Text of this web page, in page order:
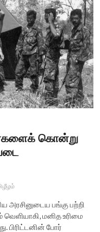
கொன்று
அரசினுடைய பங்கு பற்றி
மனித உரிமை
பிரிட்டனின் போர்